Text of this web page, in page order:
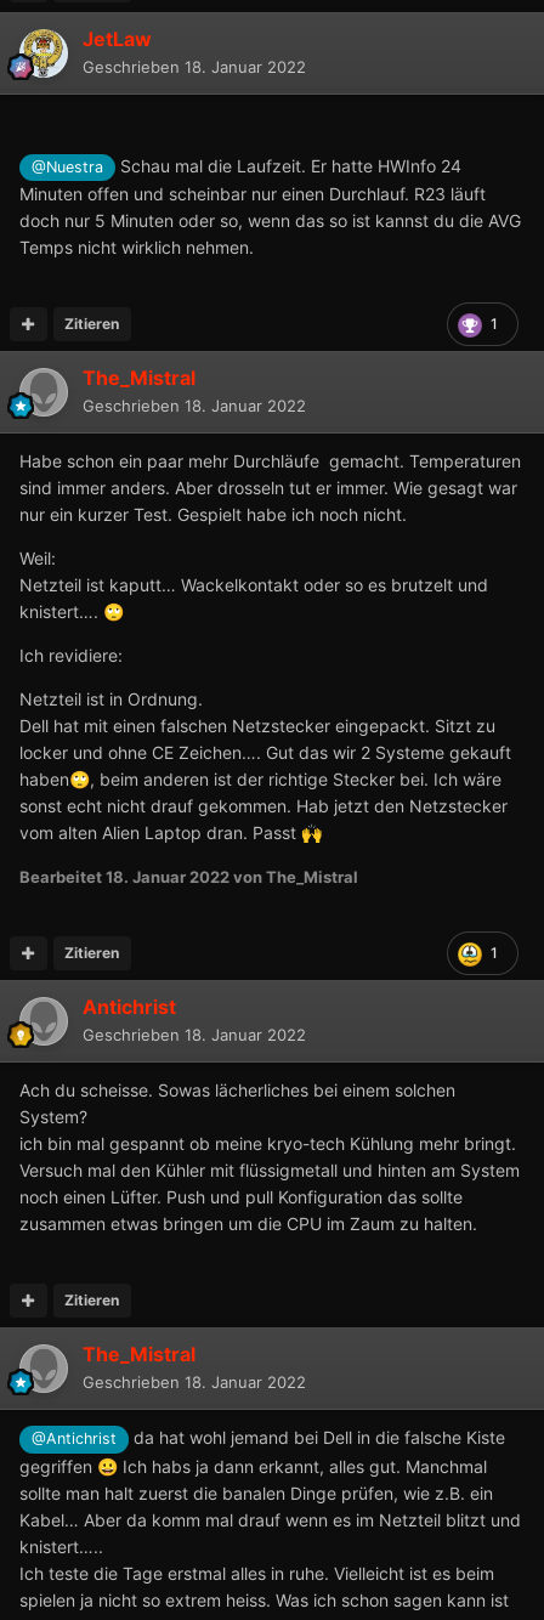
JetLaw
Geschrieben 18. Januar 2022
@Nuestra
Schau mal die Laufzeit. Er hatte HWInfo 24
Minuten offen und scheinbar nur einen Durchlauf. R23 läuft
doch nur 5 Minuten oder so, wenn das so ist kannst du die AVG
Temps nicht wirklich nehmen.
1
Zitieren
The_Mistral
Geschrieben 18. Januar 2022
Habe schon ein paar mehr Durchläufe gemacht. Temperaturen
sind immer anders. Aber drosseln tut er immer. Wie gesagt war
nur ein kurzer Test. Gespielt habe ich noch nicht.
Weil:
Netzteil ist kaputt… Wackelkontakt oder so es brutzelt und
knistert…. 🙄
Ich revidiere:
Netzteil ist in Ordnung.
Dell hat mit einen falschen Netzstecker eingepackt. Sitzt zu
locker und ohne CE Zeichen…. Gut das wir 2 Systeme gekauft
haben🙄, beim anderen ist der richtige Stecker bei. Ich wäre
sonst echt nicht drauf gekommen. Hab jetzt den Netzstecker
vom alten Alien Laptop dran. Passt 🙌
Bearbeitet18. Januar 2022von The_Mistral
1
Zitieren
Antichrist
Geschrieben 18. Januar 2022
Ach du scheisse. Sowas lächerliches bei einem solchen
System?
ich bin mal gespannt ob meine kryo-tech Kühlung mehr bringt.
Versuch mal den Kühler mit flüssigmetall und hinten am System
noch einen Lüfter. Push und pull Konfiguration das sollte
zusammen etwas bringen um die CPU im Zaum zu halten.
Zitieren
The_Mistral
Geschrieben 18. Januar 2022
@Antichrist
da hat wohl jemand bei Dell in die falsche Kiste
gegriffen 😀 Ich habs ja dann erkannt, alles gut. Manchmal
sollte man halt zuerst die banalen Dinge prüfen, wie z.B. ein
Kabel… Aber da komm mal drauf wenn es im Netzteil blitzt und
knistert…..
Ich teste die Tage erstmal alles in ruhe. Vielleicht ist es beim
spielen ja nicht so extrem heiss. Was ich schon sagen kann ist